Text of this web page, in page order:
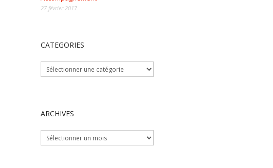
27 février 2017
CATEGORIES
CATEGORIES
ARCHIVES
ARCHIVES